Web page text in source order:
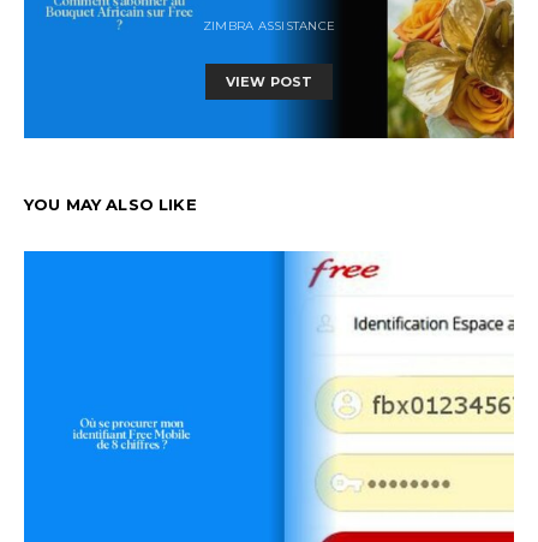
ZIMBRA ASSISTANCE
VIEW POST
YOU MAY ALSO LIKE